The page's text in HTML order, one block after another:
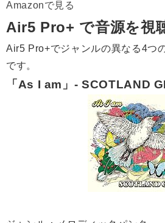
Amazonで見る
Air5 Pro+ で音源を視
Air5 Pro+でジャンルの異なる4つ
です。
「As I am」- SCOTLAND